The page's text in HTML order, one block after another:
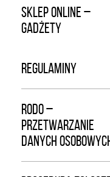
SKLEP ONLINE –
GADŻETY
REGULAMINY
RODO –
PRZETWARZANIE
DANYCH